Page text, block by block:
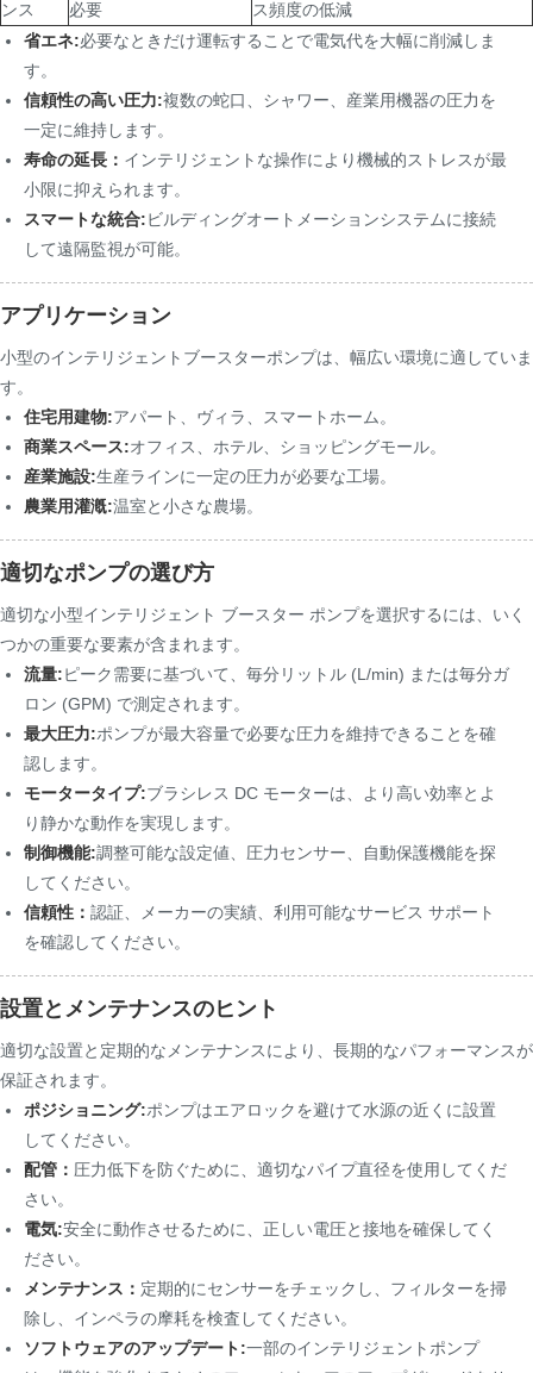
ンス 必要
ス頻度の低減
省エネ:必要なときだけ運転することで電気代を大幅に削減しま
す。
信頼性の高い圧力:複数の蛇口、シャワー、産業用機器の圧力を
一定に維持します。
寿命の延長： インテリジェントな操作により機械的ストレスが最
小限に抑えられます。
スマートな統合:ビルディングオートメーションシステムに接続
して遠隔監視が可能。
アプリケーション
小型のインテリジェントブースターポンプは、幅広い環境に適していま
す。
住宅用建物:アパート、ヴィラ、スマートホーム。
商業スペース:オフィス、ホテル、ショッピングモール。
産業施設:生産ラインに一定の圧力が必要な工場。
農業用灌漑:温室と小さな農場。
適切なポンプの選び方
適切な小型インテリジェント ブースター ポンプを選択するには、いく
つかの重要な要素が含まれます。
流量:ピーク需要に基づいて、毎分リットル (L/min) または毎分ガ
ロン (GPM) で測定されます。
最大圧力:ポンプが最大容量で必要な圧力を維持できることを確
認します。
モータータイプ:ブラシレス DC モーターは、より高い効率とよ
り静かな動作を実現します。
制御機能:調整可能な設定値、圧力センサー、自動保護機能を探
してください。
信頼性： 認証、メーカーの実績、利用可能なサービス サポート
を確認してください。
設置とメンテナンスのヒント
適切な設置と定期的なメンテナンスにより、長期的なパフォーマンスが
保証されます。
ポジショニング:ポンプはエアロックを避けて水源の近くに設置
してください。
配管： 圧力低下を防ぐために、適切なパイプ直径を使用してくだ
さい。
電気:安全に動作させるために、正しい電圧と接地を確保してく
ださい。
メンテナンス： 定期的にセンサーをチェックし、フィルターを掃
除し、インペラの摩耗を検査してください。
ソフトウェアのアップデート:一部のインテリジェントポンプ